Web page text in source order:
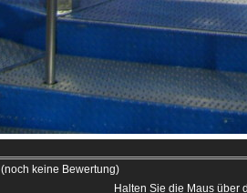
(noch keine Bewertung)
Halten Sie die Maus über